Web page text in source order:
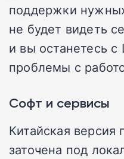
поддержки
не будет видеть
и вы останетесь
проблемы с
Софт и сервисы
Китайская
заточена под